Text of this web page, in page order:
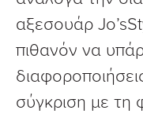
αξεσουάρ
πιθανόν να
σύγκριση με τη